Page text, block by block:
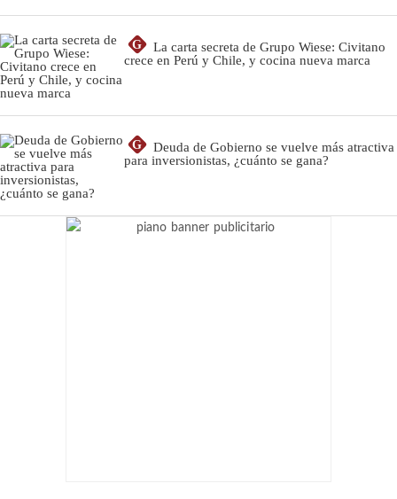
G
La carta secreta de Grupo Wiese: Civitano
crece en Perú y Chile, y cocina nueva marca
G
Deuda de Gobierno se vuelve más atractiva
para inversionistas, ¿cuánto se gana?